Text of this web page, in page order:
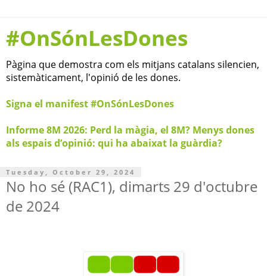
#OnSónLesDones
Pàgina que demostra com els mitjans catalans silencien,
sistemàticament, l'opinió de les dones.
Signa el manifest #OnSónLesDones
Informe 8M 2026: Perd la màgia, el 8M? Menys dones
als espais d’opinió: qui ha abaixat la guàrdia?
Tuesday, October 29, 2024
No ho sé (RAC1), dimarts 29 d'octubre
de 2024